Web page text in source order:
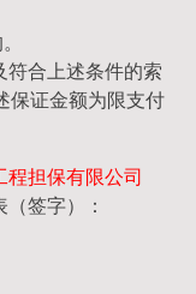
符合上述条件的索
保证金额为限支付
程担保有限公司
签字）：